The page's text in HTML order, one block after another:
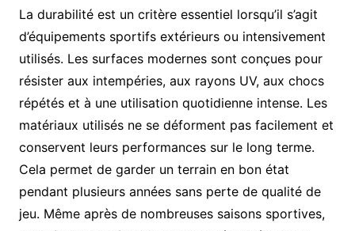
La durabilité est un critère essentiel lorsqu’il s’agit
d’équipements sportifs extérieurs ou intensivement
utilisés. Les surfaces modernes sont conçues pour
résister aux intempéries, aux rayons UV, aux chocs
répétés et à une utilisation quotidienne intense. Les
matériaux utilisés ne se déforment pas facilement et
conservent leurs performances sur le long terme.
Cela permet de garder un terrain en bon état
pendant plusieurs années sans perte de qualité de
jeu. Même après de nombreuses saisons sportives,